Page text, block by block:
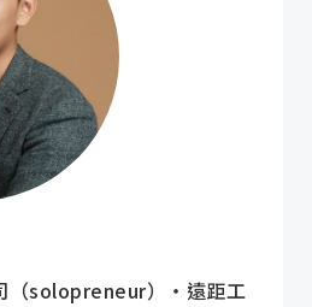
（solopreneur）・遠距工